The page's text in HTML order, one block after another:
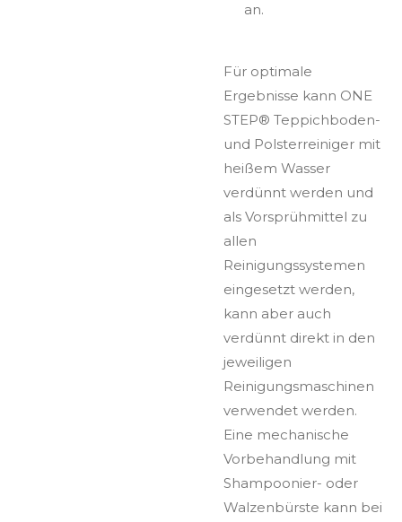
an.
Für optimale
Ergebnisse kann ONE
STEP® Teppichboden-
und Polsterreiniger mit
heißem Wasser
verdünnt werden und
als Vorsprühmittel zu
allen
Reinigungssystemen
eingesetzt werden,
kann aber auch
verdünnt direkt in den
jeweiligen
Reinigungsmaschinen
verwendet werden.
Eine mechanische
Vorbehandlung mit
Shampoonier- oder
Walzenbürste kann bei